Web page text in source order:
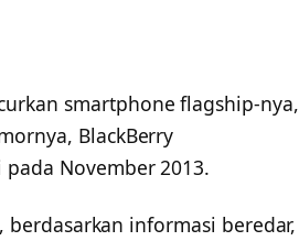
smartphone flagship-nya,
BlackBerry
November 2013.
informasi beredar,